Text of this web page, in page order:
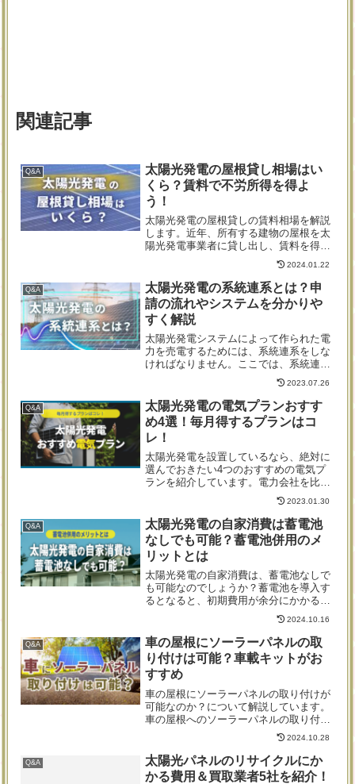
関連記事
Q&A
太陽光発電の屋根貸し相場はい
くら？賃料で不労所得を得よ
う！
太陽光発電の屋根貸しの賃料相場を解説
します。近年、所有する建物の屋根を太
陽光発電事業者に貸し出し、賃料を得る
「屋根貸し」が新たな不労所得の形とし
て注目を集めています。しかし、実際に
屋根を貸し出すにはどのくらいの相場が
あるのでしょうか？また、貸し出しを成
功させるためのポイントは何か？この記
事では、屋根貸しの市場状況、相場、そ
して収入を最大化するためのノウハウを
分かりやすく解説します。
2024.01.22
Q&A
太陽光発電の系統連系とは？申
請の流れやシステムを分かりや
すく解説
太陽光発電システムによって作られた電
力を売電するためには、系統連系をしな
ければなりません。ここでは、系統連系
の概要から準備内容、申請手続きの進め
方について分かりやすく解説していきま
す。注意点やリスクについても理解し、
スムーズな導入を目指しましょう。
2023.07.26
Q&A
太陽光発電の電気プランおすす
め4選！毎月得するプランはコ
レ！
太陽光発電を設置しているなら、絶対に
選んでおきたい4つのおすすめの電気プ
ランを紹介しています。電力会社を比較
した結果、最もおすすめの4つのプラン
を厳選しましたので、何も考えずに、営
業マンの言うまま「夜得プラン」を選択
している人などは、大いに参考になる内
容かと思います。
2023.01.30
Q&A
太陽光発電の自家消費は蓄電池
なしでも可能？蓄電池併用のメ
リットとは
太陽光発電の自家消費は、蓄電池なしで
も可能なのでしょうか？蓄電池を導入す
るとなると、初期費用が余分にかかるこ
とに加え、設置場所も必要となるため、
見送りを検討している人も多いことでし
ょう、蓄電池を併用することでメリット
があることは分かっていても、現実的に
色々な問題で難しいところが多いですよ
ね。そんな蓄電池なしの太陽光発電設備
の設置について、一緒に見ていきましょ
う。
2024.10.16
Q&A
車の屋根にソーラーパネルの取
り付けは可能？車載キットがお
すすめ
車の屋根にソーラーパネルの取り付けが
可能なのか？について解説しています。
車の屋根へのソーラーパネルの取り付け
方法や車載ソーラーパネルに必要なアイ
テム、ソーラーパネルを車に搭載するメ
リットとデメリット、車載ソーラーパネ
ルキットの特徴についてまとめました。
2024.10.28
Q&A
太陽光パネルのリサイクルにか
かる費用＆買取業者5社を紹介！